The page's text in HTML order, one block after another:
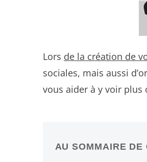
Lors de la création de
sociales, mais aussi
vous aider à y voir plus
AU SOMMAIRE DE